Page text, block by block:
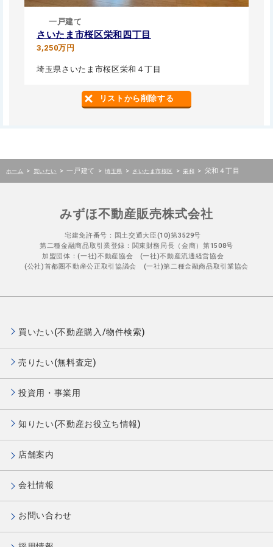
一戸建て
さいたま市桜区栄和四丁目
3,250万円
埼玉県さいたま市桜区栄和４丁目
リストから削除する
ホーム > 買いたい > 一戸建て > 埼玉県 > さいたま市桜区 > 栄和 > 栄和４丁目
みずほ不動産販売株式会社
宅建免許番号：国土交通大臣(10)第3529号
第二種金融商品取引業登録：関東財務局長（金商）第1508号
加盟団体：(一社)不動産協会 (一社)不動産流通経営協会
(公社)首都圏不動産公正取引協議会 (一社)第二種金融商品取引業協会
買いたい(不動産購入/物件検索)
売りたい(無料査定)
投資用・事業用
知りたい(不動産お役立ち情報)
店舗案内
会社情報
お問い合わせ